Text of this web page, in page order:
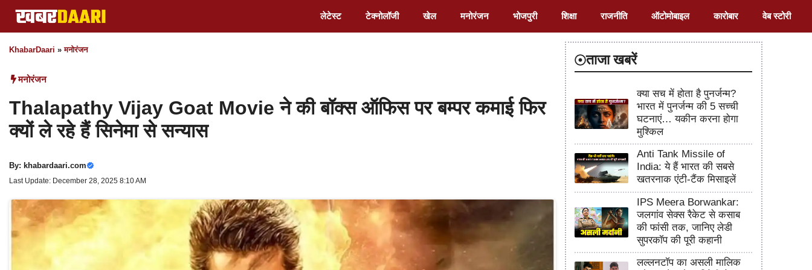
Skip
to
content
लेटेस्ट टेक्नोलॉजी खेल मनोरंजन भोजपुरी शिक्षा राजनीति ऑटोमोबाइल कारोबार वेब स्टोरी
KhabarDaari »मनोरंजन
मनोरंजन
Thalapathy Vijay Goat Movie ने की बॉक्स ऑफिस पर बम्पर कमाई फिर
क्यों ले रहे हैं सिनेमा से सन्यास
By: khabardaari.com
Last Update: December 28, 2025 8:10 AM
ताजा खबरें
क्या सच में होता है पुनर्जन्म?
भारत में पुनर्जन्म की 5 सच्ची
घटनाएं… यकीन करना होगा
मुश्किल
Anti Tank Missile of
India: ये हैं भारत की सबसे
खतरनाक एंटी-टैंक मिसाइलें
IPS Meera Borwankar:
जलगांव सेक्स रैकेट से कसाब
की फांसी तक, जानिए लेडी
सुपरकॉप की पूरी कहानी
लल्लनटॉप का असली मालिक